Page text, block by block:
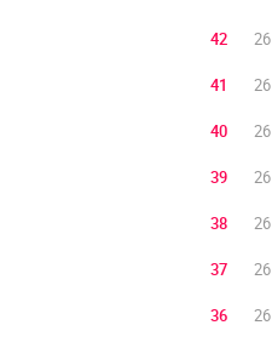
42 26
41 26
40 26
39 26
38 26
37 26
36 26